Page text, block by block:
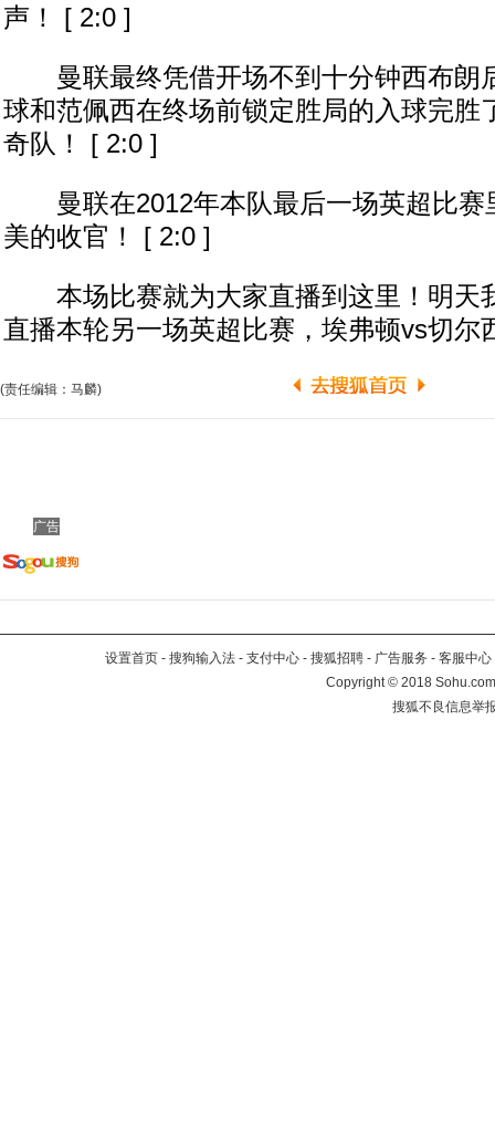
声！ [ 2:0 ]
曼联最终凭借开场不到十分钟西布朗
球和范佩西在终场前锁定胜局的入球完胜
奇队！ [ 2:0 ]
曼联在2012年本队最后一场英超比赛
美的收官！ [ 2:0 ]
本场比赛就为大家直播到这里！明天
直播本轮另一场英超比赛，埃弗顿vs切尔
(责任编辑：马麟)
广告
设置首页 - 搜狗输入法 - 支付中心 - 搜狐招聘 - 广告服务 - 客服中心
Copyright©2018
搜狐不良信息举